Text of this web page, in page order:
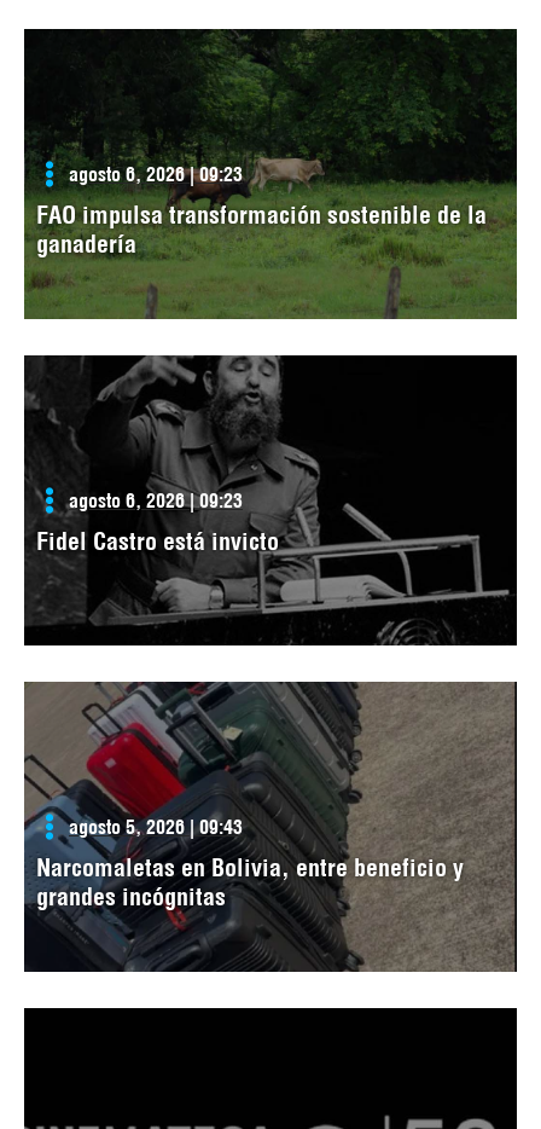
agosto 6, 2026 | 09:23
FAO impulsa transformación sostenible de la
ganadería
agosto 6, 2026 | 09:23
Fidel Castro está invicto
agosto 5, 2026 | 09:43
Narcomaletas en Bolivia, entre beneficio y
grandes incógnitas